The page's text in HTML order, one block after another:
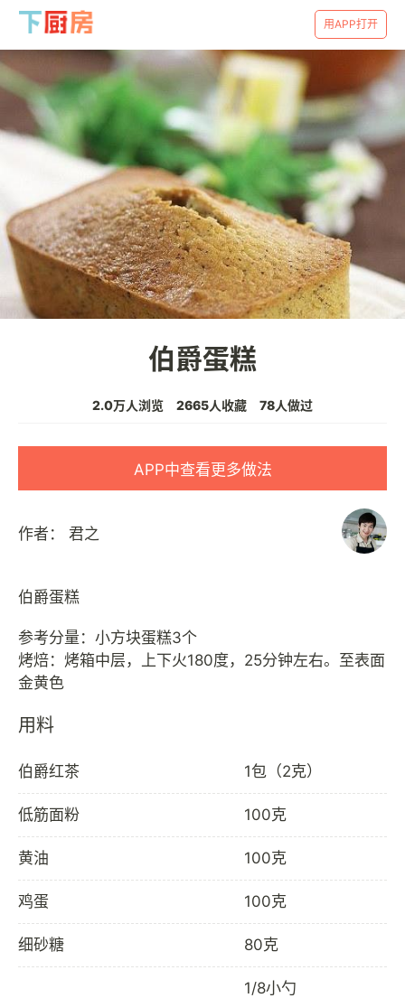
用APP打开
伯爵蛋糕
2.0万人浏览 2665人收藏 78人做过
APP中查看更多做法
作者： 君之
伯爵蛋糕
参考分量：小方块蛋糕3个
烤焙：烤箱中层，上下火180度，25分钟左右。至表面
用料
伯爵红茶 1包（2克）
低筋面粉 100克
黄油 100克
鸡蛋 100克
细砂糖 80克
1/8小勺